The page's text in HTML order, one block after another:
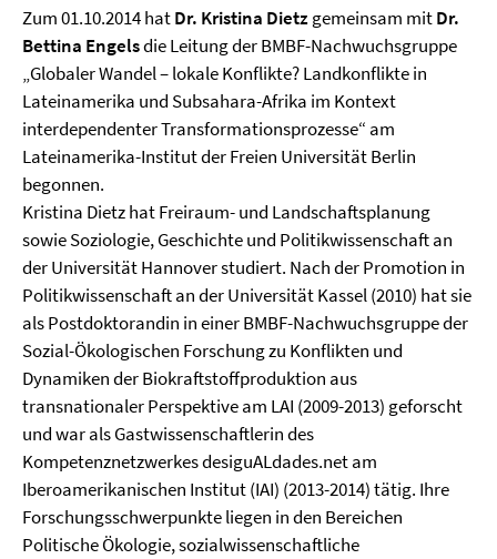
Zum 01.10.2014 hatDr. Kristina Dietzgemeinsam mitDr.
Bettina Engelsdie Leitung der BMBF-Nachwuchsgruppe
„Globaler Wandel – lokale Konflikte? Landkonflikte in
Lateinamerika und Subsahara-Afrika im Kontext
interdependenter Transformationsprozesse“ am
Lateinamerika-Institut der Freien Universität Berlin
begonnen.
Kristina Dietz hat Freiraum- und Landschaftsplanung
sowie Soziologie, Geschichte und Politikwissenschaft an
der Universität Hannover studiert. Nach der Promotion in
Politikwissenschaft an der Universität Kassel (2010) hat sie
als Postdoktorandin in einer BMBF-Nachwuchsgruppe der
Sozial-Ökologischen Forschung zu Konflikten und
Dynamiken der Biokraftstoffproduktion aus
transnationaler Perspektive am LAI (2009-2013) geforscht
und war als Gastwissenschaftlerin des
Kompetenznetzwerkes desiguALdades.net am
Iberoamerikanischen Institut (IAI) (2013-2014) tätig. Ihre
Forschungsschwerpunkte liegen in den Bereichen
Politische Ökologie, sozialwissenschaftliche